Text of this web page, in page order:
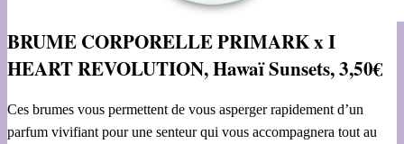
BRUME CORPORELLE PRIMARK x I
HEART REVOLUTION, Hawaï Sunsets, 3,50€
Ces brumes vous permettent de vous asperger rapidement d’un
parfum vivifiant pour une senteur qui vous accompagnera tout au